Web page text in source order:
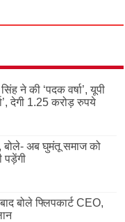
ने की ‘पदक वर्षा’, यूपी
देगी 1.25 करोड़ रुपये
बोले- अब घुमंतू समाज को
पड़ेंगी
बोले फ्लिपकार्ट CEO,